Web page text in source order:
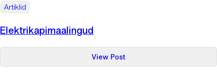
Artiklid
Elektrikapimaalingud
View Post:
Elektrikapimaalingud